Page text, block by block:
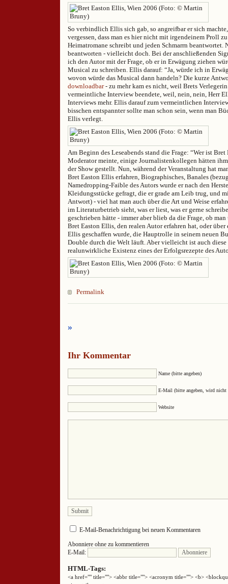
So verbindlich Ellis sich gab, so angreifbar er sich
vergessen, dass man es hier nicht mit irgendeinem Proll
Heimatromane schreibt und jeden Schmarrn beantwortet.
beantworten - vielleicht doch. Bei der anschließenden
ich den Autor mit der Frage, ob er in Erwägung ziehen
Musical zu schreiben. Ellis darauf: “Ja, würde ich in
wovon würde das Musical dann handeln? Die kurze
downloadbar- zu mehr kam es nicht, weil Brets
vermeintliche Interview beendete, weil, nein, nein, Herr
Interviews mehr. Ellis darauf zum vermeintlichen
bisschen entspannter sollte man schon sein, wenn man
Ellis verlegt.
Am Beginn des Leseabends stand die Frage: “Wer ist
Moderator meinte, einige Journalistenkollegen hätten
der Show gestellt. Nun, während der Veranstaltung hat
Bret Easton Ellis erfahren, Biographisches, Banales
Namedropping-Faible des Autors wurde er nach den
Kleidungsstücke gefragt, die er grade am Leib trug, und
Antwort) - viel hat man auch über die Art und Weise
im Literaturbetrieb sieht, was er liest, was er gerne
geschrieben hätte - immer aber blieb da die Frage, ob
Bret Easton Ellis, den realen Autor erfahren hat, oder
Ellis geschaffen wurde, die Hauptrolle in seinem neuen
Double durch die Welt läuft. Aber vielleicht ist auch diese
realunwirkliche Existenz eines der Erfolgsrezepte des
Permalink
»
Ihr Kommentar
Name (bitte angeben)
E-Mail (bitte angeben, wird nicht
Website
E-Mail-Benachrichtigung bei neuen Kommentaren
Abonniere ohne zu kommentieren
E-Mail:
HTML-Tags:
<a href="" title=""> <abbr title=""> <acronym title=""> <b>